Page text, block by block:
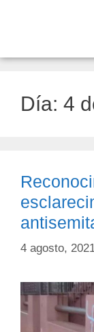
Día: 4
4 agosto,